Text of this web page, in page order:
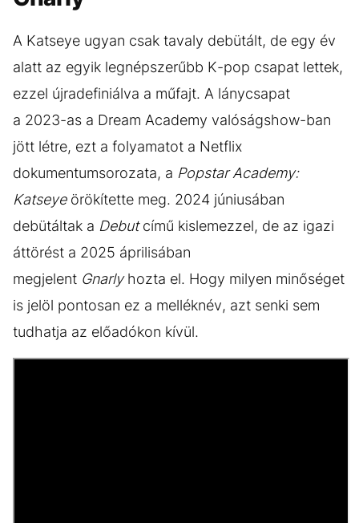
A Katseye ugyan csak tavaly debütált, de egy év
alatt az egyik legnépszerűbb K-pop csapat lettek,
ezzel újradefiniálva a műfajt. A lánycsapat
a 2023-as a Dream Academy valóságshow-ban
jött létre, ezt a folyamatot a Netflix
dokumentumsorozata, a Popstar Academy:
Katseyeörökítette meg. 2024 júniusában
debütáltak a Debutcímű kislemezzel, de az igazi
áttörést a 2025 áprilisában
megjelent Gnarlyhozta el. Hogy milyen minőséget
is jelöl pontosan ez a melléknév, azt senki sem
tudhatja az előadókon kívül.